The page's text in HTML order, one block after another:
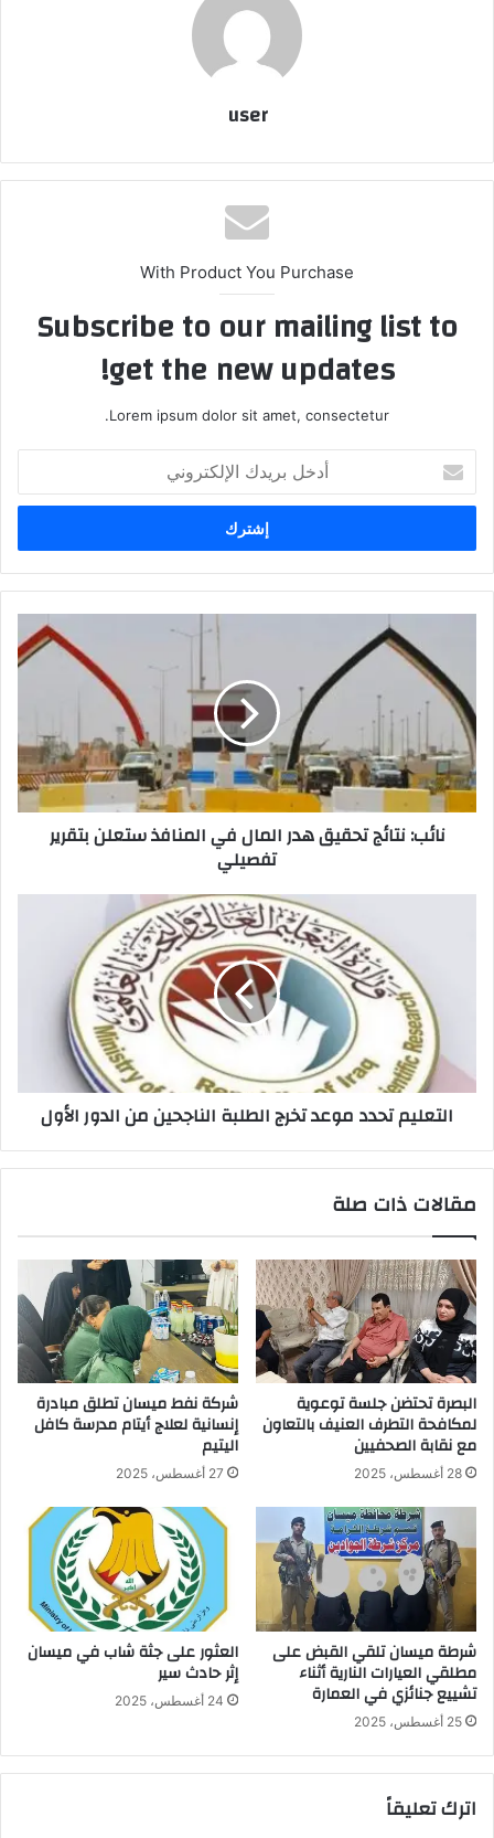
user
With Product You Purchase
Subscribe to our mailing list to
get the new updates!
Lorem ipsum dolor sit amet, consectetur.
بريدك
الإلكتروني
تحقيق
هدر
المال
في
المنافذ
ستعلن
بتقرير
تفصيلينائب: نتائج تحقيق هدر المال في المنافذ ستعلن بتقرير
تفصيلي
الناجحين
الدور
الأول
التعليم تحدد موعد تخرج الطلبة الناجحين من الدور الأول
مقالات ذات صلة
البصرة تحتضن جلسة توعوية
لمكافحة التطرف العنيف بالتعاون
مع نقابة الصحفيين
28 أغسطس، 2025
شركة نفط ميسان تطلق مبادرة
إنسانية لعلاج أيتام مدرسة كافل
اليتيم
27 أغسطس، 2025
شرطة ميسان تلقي القبض على
مطلقي العيارات النارية أثناء
تشييع جنائزي في العمارة
25 أغسطس، 2025
العثور على جثة شاب في ميسان
إثر حادث سير
24 أغسطس، 2025
اترك تعليقاً